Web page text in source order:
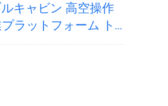
キャビン 高空操作
ラットフォーム ト